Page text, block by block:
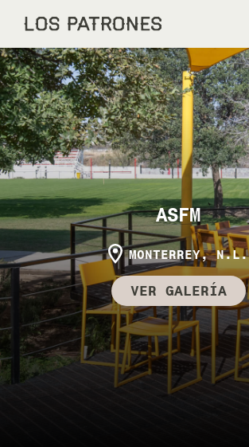
ASFM
MONTERREY, N.L.
VER GALERÍA